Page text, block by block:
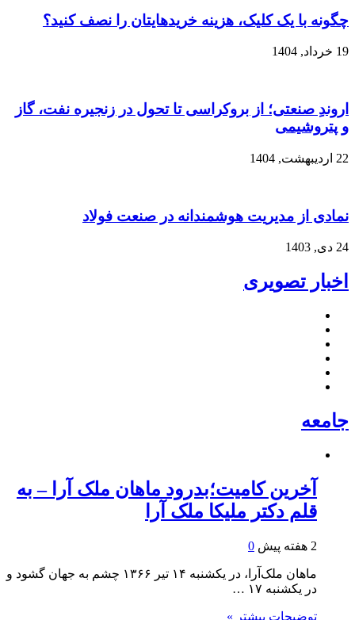
چگونه با یک کلیک، هزینه خریدهایتان را نصف کنید؟
19 خرداد, 1404
اروندِ صنعتی؛ از بروکراسی تا تحول در زنجیره نفت، گاز
و پتروشیمی
22 اردیبهشت, 1404
نمادی از مدیریت هوشمندانه در صنعت فولاد
24 دی, 1403
اخبار تصویری
جامعه
آخرین کامیت؛بدرود ماهان ملک آرا – به
قلم دکتر ملیکا ملک آرا
2 هفته پیش 0
ماهان ملک‌آرا، در یکشنبه ۱۴ تیر ۱۳۶۶ چشم به جهان گشود و
در یکشنبه ۱۷ …
توضیحات بیشتر »